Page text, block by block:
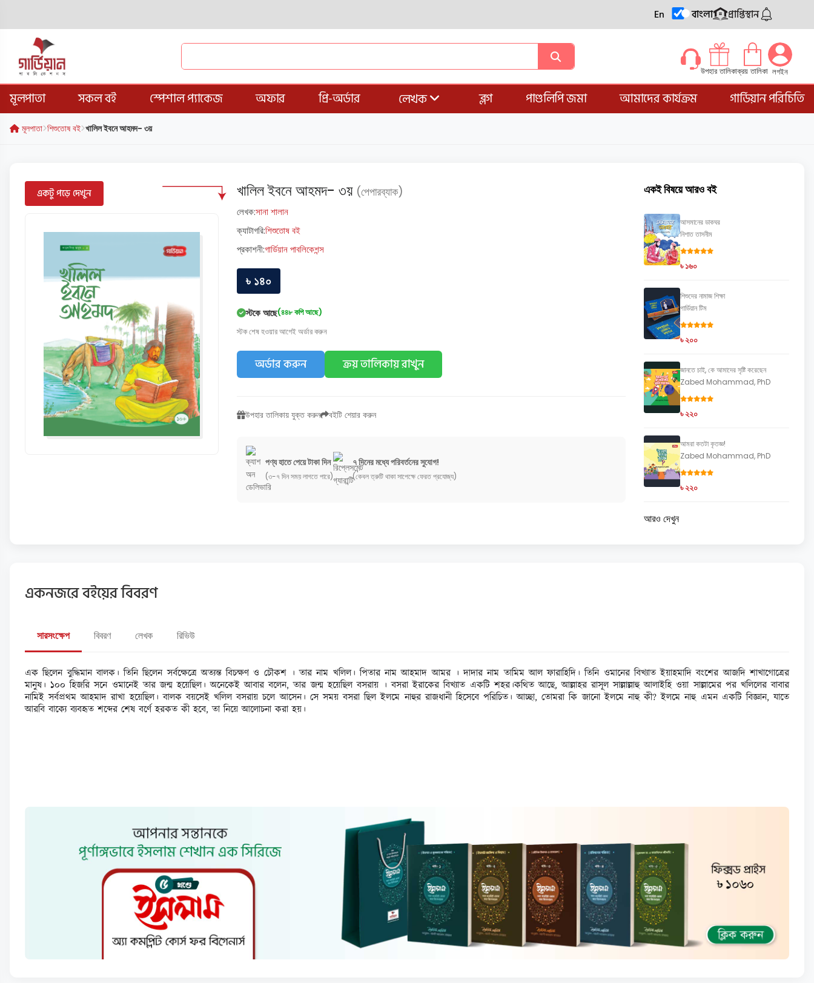
En বাংলা প্রাপ্তিস্থান
উপহার তালিকাক্রয় তালিকা লগইন
মূলপাতা সকল বই স্পেশাল প্যাকেজ অফার প্রি-অর্ডার লেখক ব্লগ পাণ্ডলিপি জমা আমাদের কার্যক্রম গার্ডিয়ান পরিচিতি
মূলপাতা শিশুতোষ বই খালিল ইবনে আহমদ- ৩য়
একটু পড়ে দেখুন খালিল ইবনে আহমদ- ৩য় (পেপারব্যাক)
লেখক:সানা শালান
ক্যাটাগরি:শিশুতোষ বই
প্রকাশনী:গার্ডিয়ান পাবলিকেশন্স
৳ ১৪০
স্টকে আছে(৪৪৮ কপি আছে)
স্টক শেষ হওয়ার আগেই অর্ডার করুন
অর্ডার করুন ক্রয় তালিকায় রাখুন
উপহার তালিকায় যুক্ত করুন বইটি শেয়ার করুন
পণ্য হাতে পেয়ে টাকা দিন
(৩-৭ দিন সময় লাগতে পারে)
৭ দিনের মধ্যে পরিবর্তনের সুযোগ!
(কেবল ত্রুটি থাকা সাপেক্ষে ফেরত প্রযোজ্য)
একই বিষয়ে আরও বই
আসমানের ডাকঘর
নিশাত তাসনীম
৳ ১৬০
শিশুদের নামাজ শিক্ষা
গার্ডিয়ান টিম
৳ ২০০
জানতে চাই, কে আমাদের সৃষ্টি করেছেন
Zabed Mohammad, PhD
৳ ২২০
আমরা কতটা কৃতজ্ঞ!
Zabed Mohammad, PhD
৳ ২২০
আরও দেখুন
একনজরে বইয়ের বিবরণ
সারসংক্ষেপ বিবরণ লেখক রিভিউ
এক ছিলেন বুদ্ধিমান বালক। তিনি ছিলেন সর্বক্ষেত্রে অত্যন্ত বিচক্ষণ ও চৌকশ । তার নাম খলিল। পিতার নাম আহমাদ আমর । দাদার নাম তামিম আল ফারাহিদি। তিনি ওমানের বিখ্যাত ইয়াহমাদি বংশের আজদি শাখাগোত্রের
মানুষ। ১০০ হিজরি সনে ওমানেই তার জন্ম হয়েছিল। অনেকেই আবার বলেন, তার জন্ম হয়েছিল বসরায় । বসরা ইরাকের বিখ্যাত একটি শহর।কথিত আছে, আল্লাহর রাসূল সাল্লাল্লাহু আলাইহি ওয়া সাল্লামের পর খলিলের বাবার
নামিই সর্বপ্রথম আহমাদ রাখা হয়েছিল। বালক বয়সেই খলিল বসরায় চলে আসেন। সে সময় বসরা ছিল ইলমে নাহুর রাজধানী হিসেবে পরিচিত। আচ্ছা, তোমরা কি জানো ইলমে নাহু কী? ইলমে নাহু এমন একটি বিজ্ঞান, যাতে
আরবি বাক্যে ব্যবহৃত শব্দের শেষ বর্ণে হরকত কী হবে, তা নিয়ে আলোচনা করা হয়।